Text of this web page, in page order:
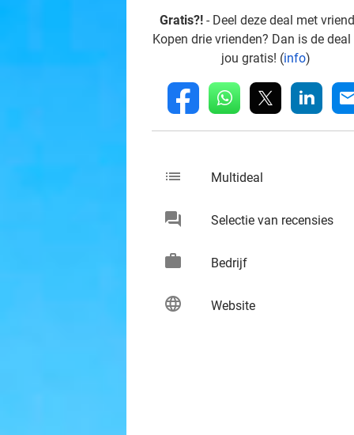
Gratis?! - Deel deze deal met
Kopen drie vrienden? Dan is de
jou gratis! (info)
fb whatsapp linkedin
list Multideal
chat Selectie van recensies
work Bedrijf
language Website